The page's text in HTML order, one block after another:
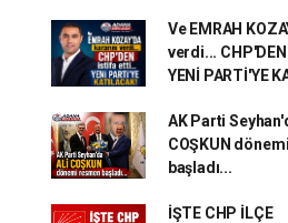
Ve EMRAH
verdi...
YENİ PARTİ'YE
AK Parti
COŞKUN
başladı...
İŞTE CHP İLÇE